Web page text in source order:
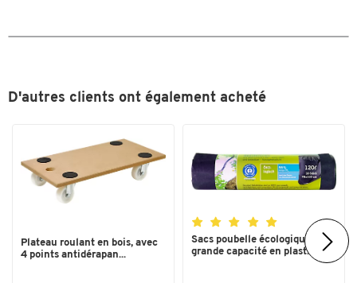
D'autres clients ont également acheté
Plateau roulant en bois, avec
4 points antidérapan...
Sacs poubelle écologiques
grande capacité en plast...